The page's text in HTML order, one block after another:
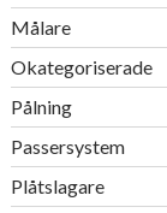
Målare
Okategoriserade
Pålning
Passersystem
Plåtslagare